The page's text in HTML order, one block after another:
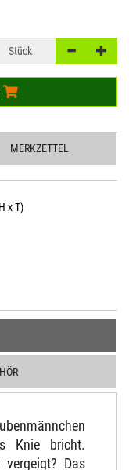
Stück
MERKZETTEL
x T)
Knie bricht.
Das